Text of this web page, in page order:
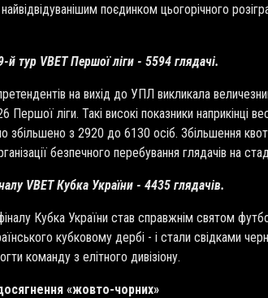
поєдинком цьогорічного
тур VBET Першої ліги - 5594 глядачі.
на вихід до УПЛ викликала
ліги. Такі високі показники наприкінці
збільшено з 2920 до 6130 осіб. Збільшення
безпечного перебування глядачів на
VBET Кубка України - 4435 глядачів.
Кубка України став справжнім святом
кубковому дербі - і стали свідками
команду з елітного дивізіону.
«жовто-чорних»